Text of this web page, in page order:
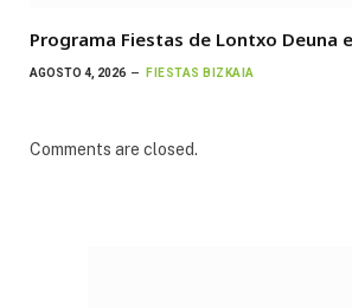
Programa Fiestas de Lontxo Deuna
AGOSTO 4, 2026 FIESTAS BIZKAIA
Comments are closed.